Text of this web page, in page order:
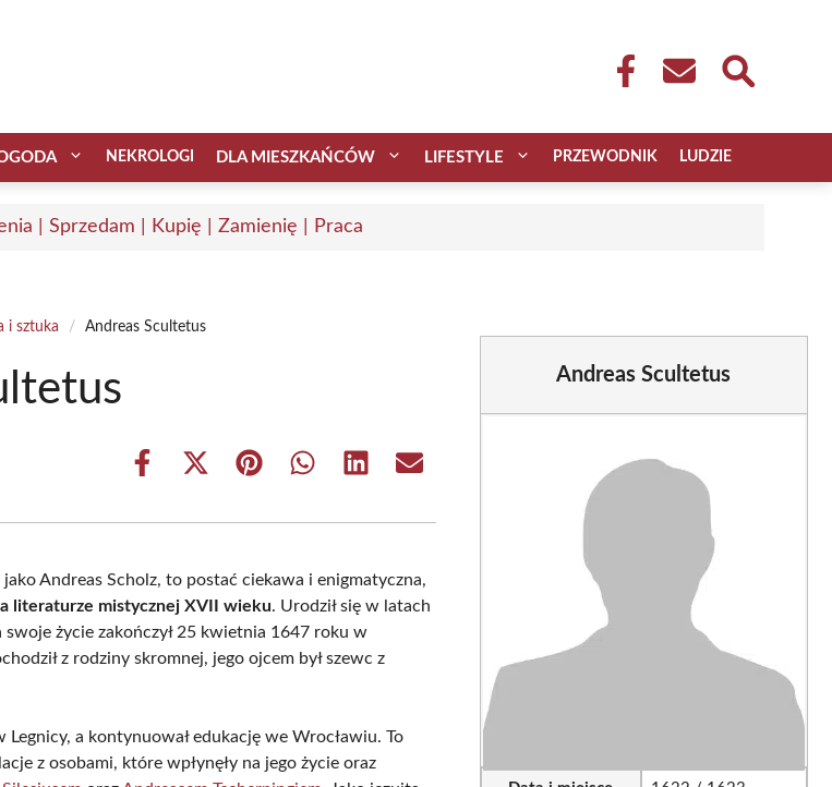
NEKROLOGI DLA MIESZKAŃCÓW LIFESTYLE PRZEWODNIK LUDZIE
| Sprzedam | Kupię | Zamienię | Praca
i sztuka / Andreas Scultetus
Share
Share
(Twitter)
Share Share Share Share
Andreas Scholz, to postać ciekawa i enigmatyczna,
literaturze mistycznej XVII wieku. Urodził się w latach
życie zakończył 25 kwietnia 1647 roku w
z rodziny skromnej, jego ojcem był szewc z
Legnicy, a kontynuował edukację we Wrocławiu. To
z osobami, które wpłynęły na jego życie oraz
Andreas Scultetus